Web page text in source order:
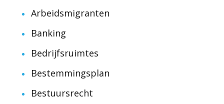
Arbeidsmigranten
Banking
Bedrijfsruimtes
Bestemmingsplan
Bestuursrecht